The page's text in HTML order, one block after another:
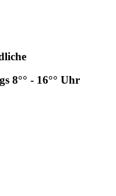
8°° - 16°° Uhr